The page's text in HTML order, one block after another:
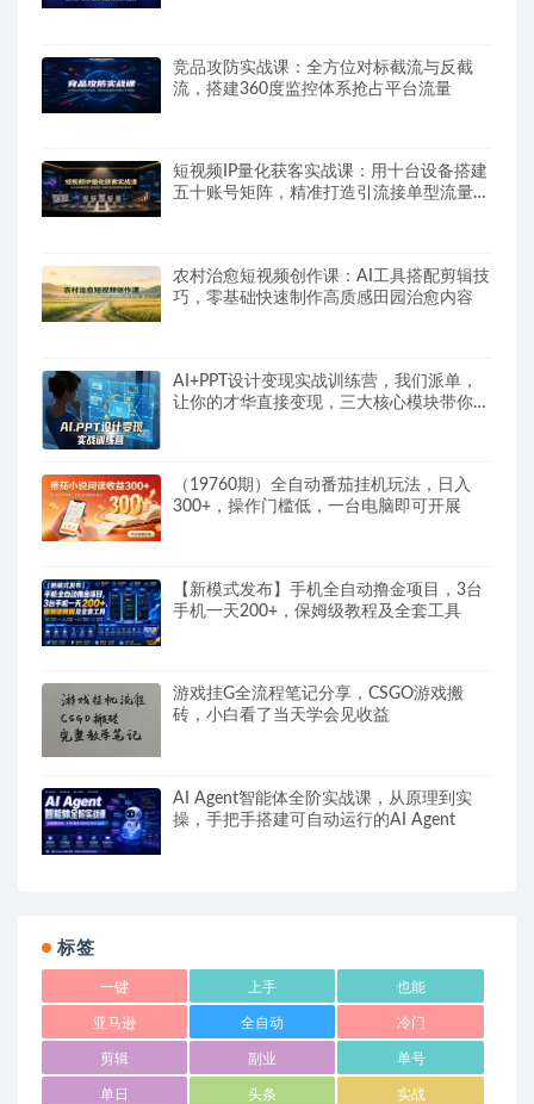
竞品攻防实战课：全方位对标截流与反截
流，搭建360度监控体系抢占平台流量
短视频IP量化获客实战课：用十台设备搭建
五十账号矩阵，精准打造引流接单型流量账
农村治愈短视频创作课：AI工具搭配剪辑技
巧，零基础快速制作高质感田园治愈内容
AI+PPT设计变现实战训练营，我们派单，
让你的才华直接变现，三大核心模块带你构
（19760期）全自动番茄挂机玩法，日入
300+，操作门槛低，一台电脑即可开展
【新模式发布】手机全自动撸金项目，3台
手机一天200+，保姆级教程及全套工具
游戏挂G全流程笔记分享，CSGO游戏搬
砖，小白看了当天学会见收益
AI Agent智能体全阶实战课，从原理到实
操，手把手搭建可自动运行的AI Agent
标签
一键 上手 也能
亚马逊 全自动 冷门
剪辑 副业 单号
单日 头条 实战